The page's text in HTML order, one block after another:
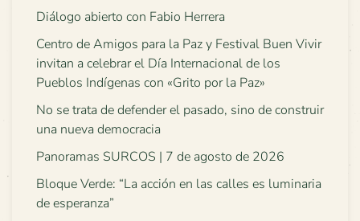
Diálogo abierto con Fabio Herrera
Centro de Amigos para la Paz y Festival Buen Vivir
invitan a celebrar el Día Internacional de los
Pueblos Indígenas con «Grito por la Paz»
No se trata de defender el pasado, sino de construir
una nueva democracia
Panoramas SURCOS | 7 de agosto de 2026
Bloque Verde: “La acción en las calles es luminaria
de esperanza”